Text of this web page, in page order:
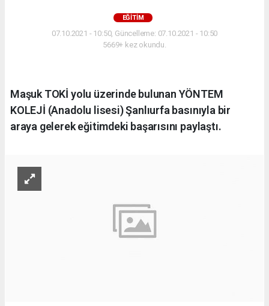
EĞITIM
07.10.2021 - 10:50, Güncelleme: 07.10.2021 - 10:50
5669+ kez okundu.
Maşuk TOKİ yolu üzerinde bulunan YÖNTEM
KOLEJİ (Anadolu lisesi) Şanlıurfa basınıyla bir
araya gelerek eğitimdeki başarısını paylaştı.